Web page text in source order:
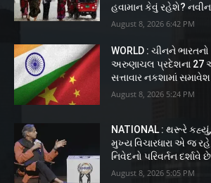
હવામાન કેવું રહેશે?
August 8, 2026 6:42 PM
WORLD : ચીનને
અરુણાચલ પ્રદેશના 27
સત્તાવાર નકશામાં સમાવેશ
August 8, 2026 5:24 PM
NATIONAL : થરૂરે
મુખ્ય વિચારધારા એ જ
નિવેદનો પરિવર્તન દર્શાવે
August 8, 2026 5:05 PM